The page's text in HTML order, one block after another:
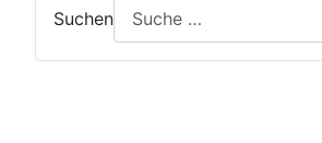
Suchen